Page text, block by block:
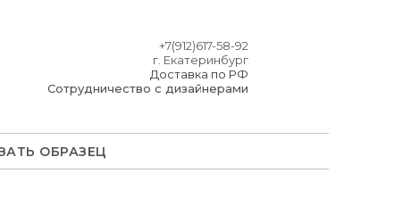
+7(912)617-58-92
г. Екатеринбург
Доставка по РФ
Сотрудничество с дизайнерами
ОБРАЗЕЦ